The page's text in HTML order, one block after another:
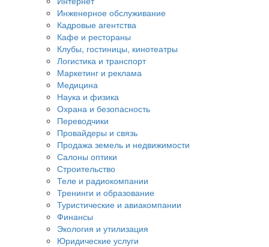
Инженерное обслуживание
Кадровые агентства
Кафе и рестораны
Клубы, гостиницы, кинотеатры
Логистика и транспорт
Маркетинг и реклама
Медицина
Наука и физика
Охрана и безопасность
Переводчики
Провайдеры и связь
Продажа земель и недвижимости
Салоны оптики
Строительство
Теле и радиокомпании
Тренинги и образование
Туристические и авиакомпании
Финансы
Экология и утилизация
Юридические услуги